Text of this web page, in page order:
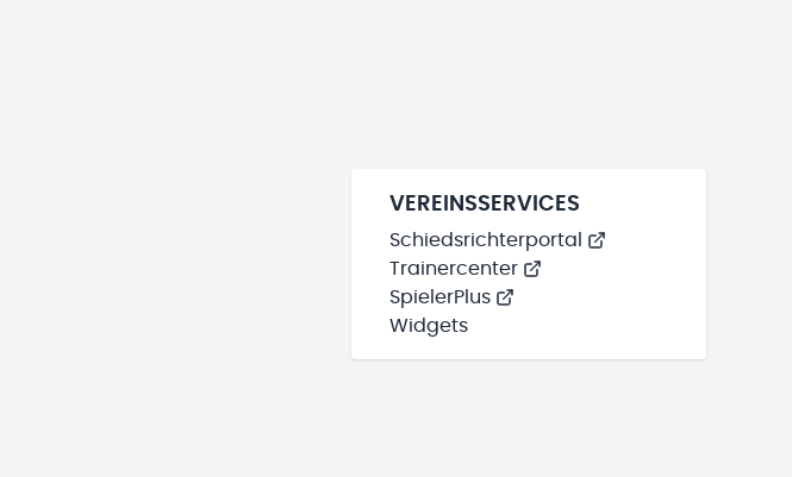
VEREINSSERVICES
Schiedsrichterportal
Trainercenter
SpielerPlus
Widgets